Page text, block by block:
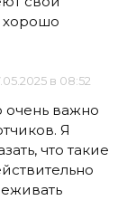
хорошо
в 08:52
важно
Я
что такие